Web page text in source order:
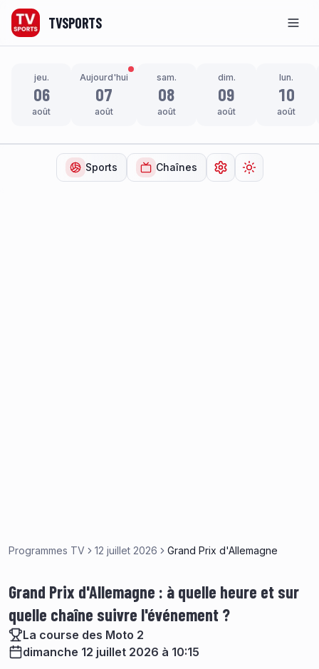
TVSPORTS
jeu.
06
août
Aujourd'hui
07
août
sam.
08
août
dim.
09
août
lun.
10
août
Sports Chaînes Ouvrir lesChanger de
Programmes TV 12 juillet 2026 Grand Prix d'Allemagne
Grand Prix d'Allemagne : à quelle heure et sur
quelle chaîne suivre l'événement ?
La course des Moto 2
dimanche 12 juillet 2026 à 10:15